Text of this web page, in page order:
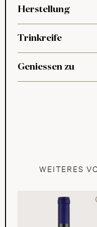
Herstellung
Trinkreife
Geniessen zu
WEITERES